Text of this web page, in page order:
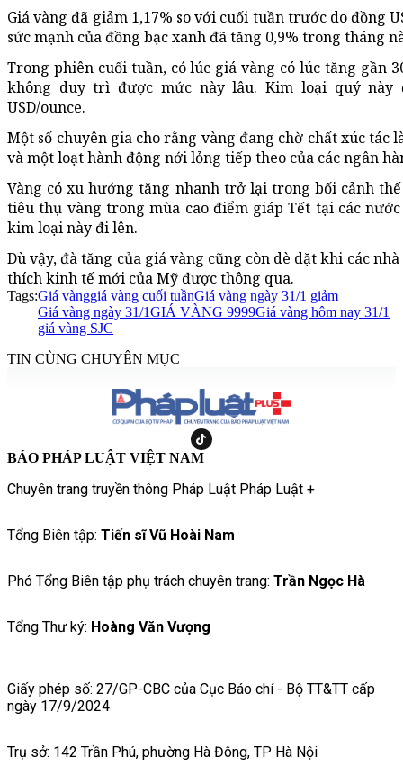
Giá vàng đã giảm 1,17% so với cuối tuần trước do đồng
sức mạnh của đồng bạc xanh đã tăng 0,9% trong tháng
Trong phiên cuối tuần, có lúc giá vàng có lúc tăng gần
không duy trì được mức này lâu. Kim loại quý này
USD/ounce.
Một số chuyên gia cho rằng vàng đang chờ chất xúc
và một loạt hành động nới lỏng tiếp theo của các ngân
Vàng có xu hướng tăng nhanh trở lại trong bối cảnh
tiêu thụ vàng trong mùa cao điểm giáp Tết tại các
kim loại này đi lên.
Dù vậy, đà tăng của giá vàng cũng còn dè dặt khi các
thích kinh tế mới của Mỹ được thông qua.
Tags:Giá vànggiá vàng cuối tuầnGiá vàng ngày 31/1 giảm
Giá vàng ngày 31/1GIÁ VÀNG 9999Giá vàng hôm nay 31/1
giá vàng SJC
TIN CÙNG CHUYÊN MỤC
BÁO PHÁP LUẬT VIỆT NAM
Chuyên trang truyền thông Pháp Luật Pháp Luật +
Tổng Biên tập: Tiến sĩ Vũ Hoài Nam
Phó Tổng Biên tập phụ trách chuyên trang: Trần Ngọc Hà
Tổng Thư ký: Hoàng Văn Vượng
Giấy phép số: 27/GP-CBC của Cục Báo chí - Bộ TT&TT cấp
ngày 17/9/2024
Trụ sở: 142 Trần Phú, phường Hà Đông, TP Hà Nội